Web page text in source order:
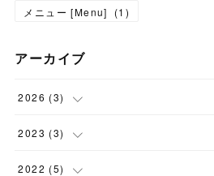
メニュー [Menu]
(1 )
アーカイブ
2026 (3)
(1
(2
2023 (3)
(1
2022 (5)